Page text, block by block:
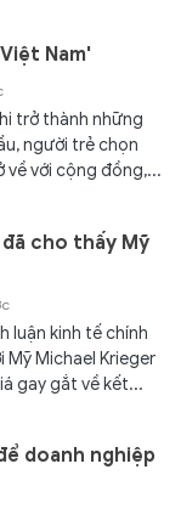
Nam'
trở thành những
người trẻ chọn
về với cộng đồng,...
cho thấy Mỹ
luận kinh tế chính
Michael Krieger
gay gắt về kết...
doanh nghiệp